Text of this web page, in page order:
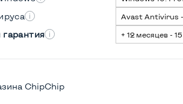
ChipChip